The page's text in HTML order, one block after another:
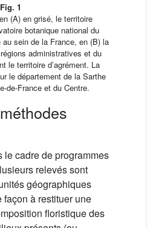
Fig. 1
(A) en grisé, le territoire
botanique national du
sein de la France, en (B) la
administratives et du
le territoire d’agrément. La
le département de la Sarthe
de-France et du Centre.
cadre de programmes
relevés sont
géographiques
façon à restituer une
floristique des